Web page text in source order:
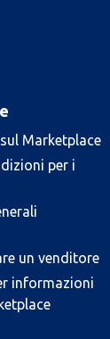
Marketplace
per i
un venditore
informazioni